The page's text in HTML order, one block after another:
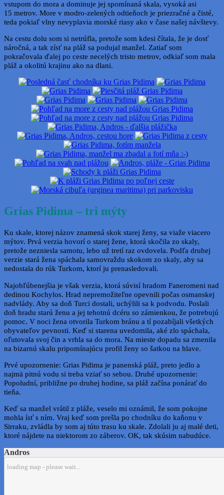
vstupom do mora a dominuje jej spomínaná skala, vysoká asi
15 metrov. More v modro-zelených odtieňoch je priezračné a čisté,
teda pokiaľ vlny nevyplavia morské riasy ako v čase našej návštevy.
Na cestu dolu som si netrúfla, pretože som kdesi čítala, že je dosť
náročná, a tak zísť na pláž sa podujal manžel. Zatiaľ som
pokračovala ďalej po ceste necelých tristo metrov, odkiaľ som mala
pláž a okolitú krajinu ako na dlani.
Grias Pidima – tri mýty
Ku skale, ktorej názov znamená skok starej ženy, sa viaže viacero
mýtov. Prvá verzia hovorí o starej žene, ktorá skočila zo skaly,
pretože nezniesla samotu, lebo už tretí raz ovdovela. Podľa druhej
verzie stará žena spáchala samovraždu skokom zo skaly, aby sa
nedostala do rúk Turkom, ktorí ju prenasledovali.
Najobľúbenejšia je však verzia, ktorá súvisí hradom Faneromeni nad
dedinou Kochylos. Hrad nepremožiteľne opevnili počas osmanskej
nadvlády. Aby sa doň Turci dostali, uchýlili sa k podvodu. Poslali
doň hradu starú ženu a jej tehotnú dcéru so zámienkou, že potrebujú
pomoc. V noci žena otvorila Turkom bránu a tí pozabíjali všetkých
obyvateľov pevnosti. Keď si starena uvedomila, aké zlo spáchala,
oľutovala svoj čin a vrhla sa do mora. Na mieste dopadu sa zmenila
na bizarnú skalu pripomínajúcu profil ženy so šatkou na hlave.
Prvé upozornenie: Grias Pidima je panenská pláž, preto jedlo a
najmä pitnú vodu si treba vziať so sebou. Druhé upozornenie:
Popoludní, približne po druhej hodine, sa pláž začína ponárať do
tieňa.
Keď sa manžel vrátil z pláže, veselo mi oznámil, že som pokojne
mohla ísť s ním. Vraj keď som prešla po chodníku do kaňonu v
Sirraku, zvládla by som aj túto trasu ku skale. Zdolali ju aj malé deti,
ktoré nájdete na niektorom zo záberov. OK, tak skúsim nabudúce.
Andros
loading map - please wait...